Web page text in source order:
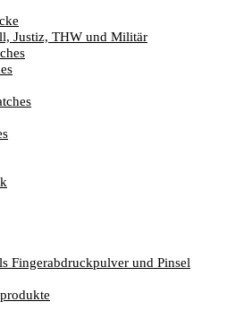
Justiz, THW und Militär
Fingerabdruckpulver und Pinsel